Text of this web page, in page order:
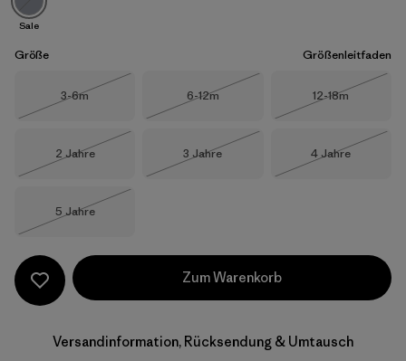
Sale
Größe Größenleitfaden
Größe
3-6m
Größe
6-12m
Größe
12-18m
Größe
2 Jahre
Größe
3 Jahre
Größe
4 Jahre
Größe
5 Jahre
Zum Warenkorb
Versandinformation, Rücksendung & Umtausch